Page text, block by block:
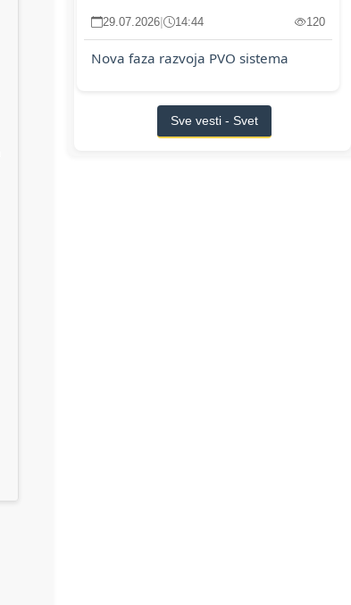
29.07.2026| 14:44 120
Nova faza razvoja PVO sistema
Sve vesti - Svet